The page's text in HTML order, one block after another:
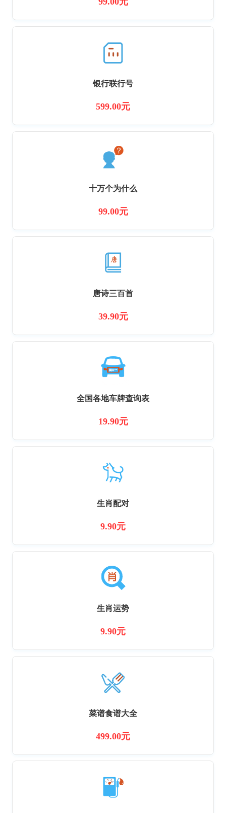
银行联行号
599.00元
十万个为什么
99.00元
唐诗三百首
39.90元
全国各地车牌查询表
19.90元
生肖配对
9.90元
生肖运势
9.90元
菜谱食谱大全
499.00元